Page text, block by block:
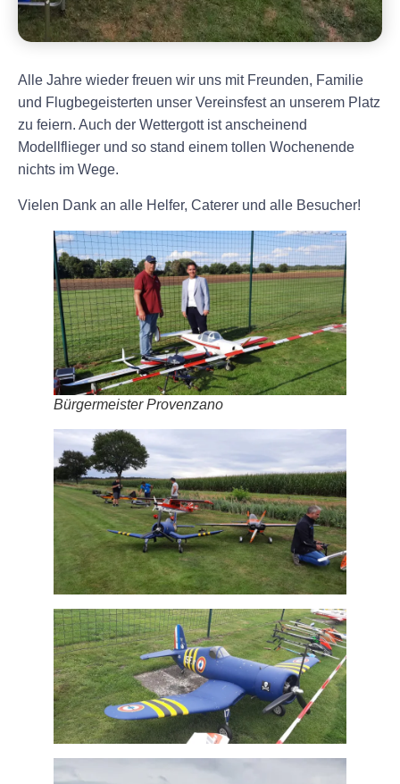
Alle Jahre wieder freuen wir uns mit Freunden, Familie
und Flugbegeisterten unser Vereinsfest an unserem Platz
zu feiern. Auch der Wettergott ist anscheinend
Modellflieger und so stand einem tollen Wochenende
nichts im Wege.
Vielen Dank an alle Helfer, Caterer und alle Besucher!
Bürgermeister Provenzano